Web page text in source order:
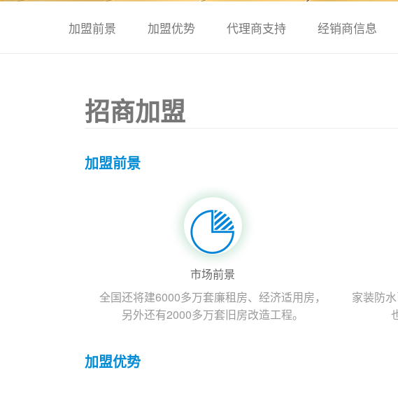
加盟前景 加盟优势 代理商支持 经销商信息
招商加盟
加盟前景
市场前景
全国还将建6000多万套廉租房、经济适用房，
另外还有2000多万套旧房改造工程。
家装防
加盟优势